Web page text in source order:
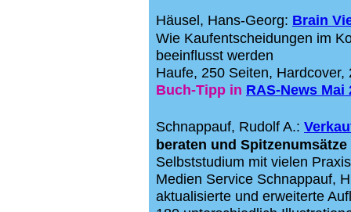
Häusel, Hans-Georg: Brain
Wie Kaufentscheidungen im
beeinflusst werden
Haufe, 250 Seiten, Hardcover,
Buch-Tipp in RAS-News Mai
Schnappauf, Rudolf A.:
beraten und Spitzenumsätze
Selbststudium mit vielen
Medien Service Schnappauf,
aktualisierte und erweiterte